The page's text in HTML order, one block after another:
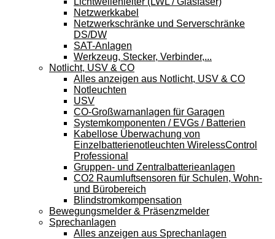
Netzwerkkabel
Netzwerkschränke und Serverschränke
DS/DW
SAT-Anlagen
Werkzeug, Stecker, Verbinder,...
Notlicht, USV & CO
Alles anzeigen aus Notlicht, USV & CO
Notleuchten
USV
CO-Großwarnanlagen für Garagen
Systemkomponenten / EVGs / Batterien
Kabellose Überwachung von
Einzelbatterienotleuchten WirelessControl
Professional
Gruppen- und Zentralbatterieanlagen
CO2 Raumluftsensoren für Schulen, Wohn-
und Bürobereich
Blindstromkompensation
Bewegungsmelder & Präsenzmelder
Sprechanlagen
Alles anzeigen aus Sprechanlagen